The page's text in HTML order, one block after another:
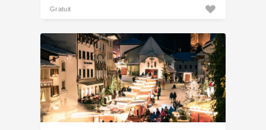
Gratuit